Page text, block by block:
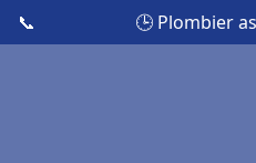
📞 🕒 Plombier